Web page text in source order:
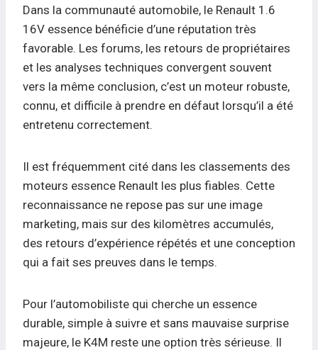
Dans la communauté automobile, le Renault 1.6
16V essence bénéficie d’une réputation très
favorable. Les forums, les retours de propriétaires
et les analyses techniques convergent souvent
vers la même conclusion, c’est un moteur robuste,
connu, et difficile à prendre en défaut lorsqu’il a été
entretenu correctement.
Il est fréquemment cité dans les classements des
moteurs essence Renault les plus fiables. Cette
reconnaissance ne repose pas sur une image
marketing, mais sur des kilomètres accumulés,
des retours d’expérience répétés et une conception
qui a fait ses preuves dans le temps.
Pour l’automobiliste qui cherche un essence
durable, simple à suivre et sans mauvaise surprise
majeure, le K4M reste une option très sérieuse. Il